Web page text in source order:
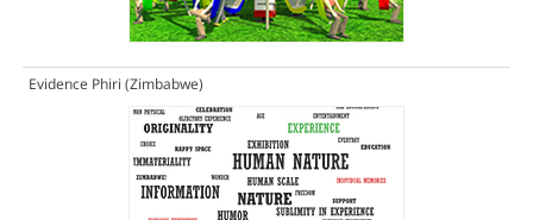
Evidence Phiri (Zimbabwe)